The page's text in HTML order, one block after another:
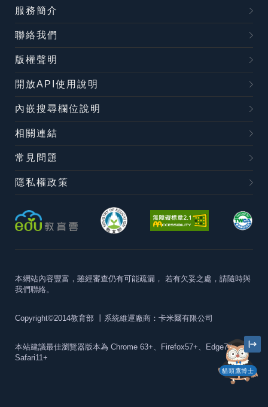
貓頭鷹博士
服務簡介
聯絡我們
版權聲明
開放API使用說明
內嵌搜尋欄位說明
相關連結
常見問題
隱私權政策
本網站內容豐富，雖經審查仍有可能疏漏， 若有欠妥之處，請隨時與
我們聯絡。
Copyright©2014教育部 丨系統維運廠商：卡米爾有限公司
本站建議最佳瀏覽器版本為 Chrome 63+、Firefox57+、Edge79+及
Safari11+